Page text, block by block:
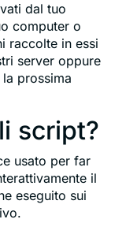
dal tuo
computer o
raccolte in essi
server oppure
prossima
script?
usato per far
il
eseguito sui